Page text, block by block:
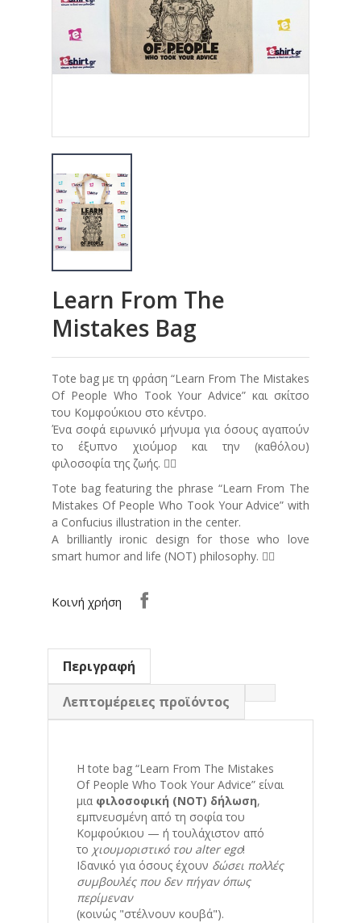
Learn From The
Mistakes Bag
Tote bag με τη φράση “Learn From The Mistakes
Of People Who Took Your Advice” και σκίτσο
του Κομφούκιου στο κέντρο.
Ένα σοφά ειρωνικό μήνυμα για όσους αγαπούν
το έξυπνο χιούμορ και την (καθόλου)
φιλοσοφία της ζωής. 🧘‍♂️
Tote bag featuring the phrase “Learn From The
Mistakes Of People Who Took Your Advice” with
a Confucius illustration in the center.
A brilliantly ironic design for those who love
smart humor and life (ΝΟΤ) philosophy. 🧘‍♂️
Κοινή χρήση
Περιγραφή
Λεπτομέρειες προϊόντος
Η tote bag “Learn From The Mistakes
Of People Who Took Your Advice” είναι
μια φιλοσοφική (ΝΟΤ) δήλωση,
εμπνευσμένη από τη σοφία του
Κομφούκιου — ή τουλάχιστον από
το χιουμοριστικό του alter ego!
Ιδανικό για όσους έχουν δώσει πολλές
συμβουλές που δεν πήγαν όπως
περίμεναν
(κοινώς "στέλνουν κουβά").